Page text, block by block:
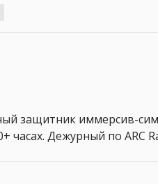
защитник иммерсив-
часах. Дежурный по ARC